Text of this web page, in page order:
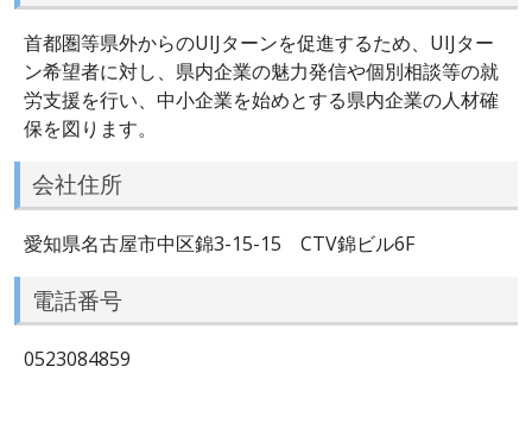
首都圏等県外からのUIJターンを促進するため、UIJター
ン希望者に対し、県内企業の魅力発信や個別相談等の就
労支援を行い、中小企業を始めとする県内企業の人材確
保を図ります。
会社住所
愛知県名古屋市中区錦3-15-15 CTV錦ビル6F
電話番号
0523084859